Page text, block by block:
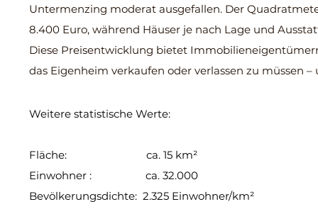
Untermenzing moderat ausgefallen. Der
8.400 Euro, während Häuser je nach Lage und
Diese Preisentwicklung bietet
das Eigenheim verkaufen oder verlassen zu
Weitere statistische Werte:
Fläche: ca. 15 km²
Einwohner : ca. 32.000
Bevölkerungsdichte: 2.325 Einwohner/km²